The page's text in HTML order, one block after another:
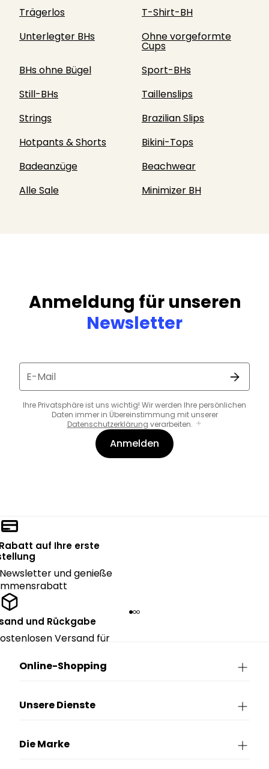
Trägerlos
T-Shirt-BH
Unterlegter BHs
Ohne vorgeformte
Cups
BHs ohne Bügel
Sport-BHs
Still-BHs
Taillenslips
Strings
Brazilian Slips
Hotpants & Shorts
Bikini-Tops
Badeanzüge
Beachwear
Alle Sale
Minimizer BH
Anmeldung für unseren
Newsletter
E-Mail
Ihre Privatsphäre ist uns wichtig! Wir werden Ihre persönlichen
Daten immer in Übereinstimmung mit unserer
Datenschutzerklärung verarbeiten.
Anmelden
auf Ihre erste
und genieße
und Rückgabe
Versand für
Online-Shopping
Unsere Dienste
Die Marke